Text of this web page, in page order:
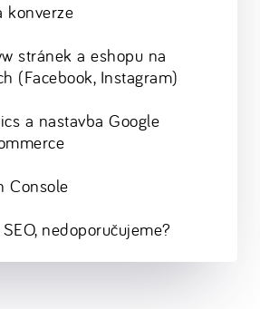
konverze
stránek a eshopu na
(Facebook, Instagram)
a nastavba Google
Console
nedoporučujeme?